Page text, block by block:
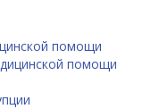
помощи
помощи